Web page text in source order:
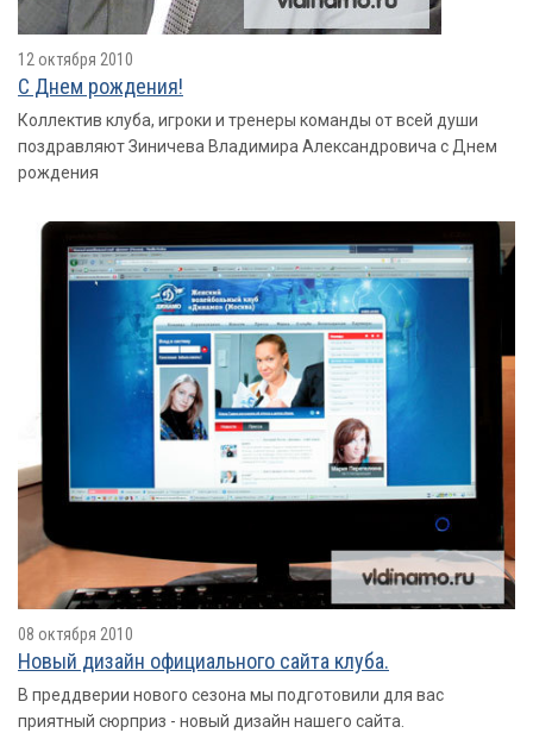
12 октября 2010
С Днем рождения!
Коллектив клуба, игроки и тренеры команды от всей души
поздравляют Зиничева Владимира Александровича с Днем
рождения
08 октября 2010
Новый дизайн официального сайта клуба.
В преддверии нового сезона мы подготовили для вас
приятный сюрприз - новый дизайн нашего сайта.